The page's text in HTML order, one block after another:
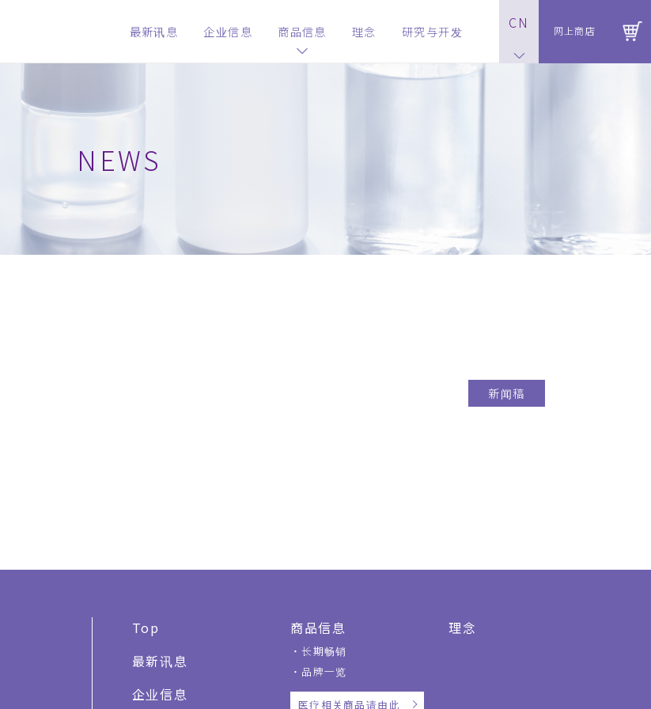
最新讯息 企业信息 商品信息 理念 研究与开发 CN 网上商店
NEWS
新闻稿
Top
最新讯息
企业信息
商品信息
长期畅销
品牌一览
医疗相关商品请由此
理念